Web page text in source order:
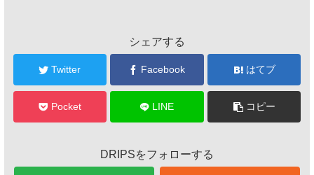
シェアする
Twitter Facebook はてブ
Pocket LINE コピー
DRIPSをフォローする